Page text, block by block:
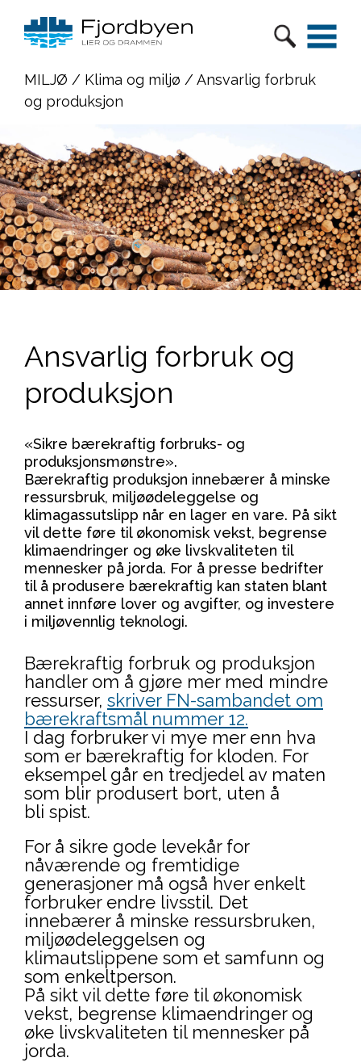
MILJØ / Klima og miljø / Ansvarlig forbruk
og produksjon
Ansvarlig forbruk og
produksjon
«Sikre bærekraftig forbruks- og
produksjonsmønstre».
Bærekraftig produksjon innebærer å minske
ressursbruk, miljøødeleggelse og
klimagassutslipp når en lager en vare. På sikt
vil dette føre til økonomisk vekst, begrense
klimaendringer og øke livskvaliteten til
mennesker på jorda. For å presse bedrifter
til å produsere bærekraftig kan staten blant
annet innføre lover og avgifter, og investere
i miljøvennlig teknologi.
Bærekraftig forbruk og produksjon
handler om å gjøre mer med mindre
ressurser, skriver FN-sambandet om
bærekraftsmål nummer 12.
I dag forbruker vi mye mer enn hva
som er bærekraftig for kloden. For
eksempel går en tredjedel av maten
som blir produsert bort, uten å
bli spist.
For å sikre gode levekår for
nåværende og fremtidige
generasjoner må også hver enkelt
forbruker endre livsstil. Det
innebærer å minske ressursbruken,
miljøødeleggelsen og
klimautslippene som et samfunn og
som enkeltperson.
På sikt vil dette føre til økonomisk
vekst, begrense klimaendringer og
øke livskvaliteten til mennesker på
jorda.